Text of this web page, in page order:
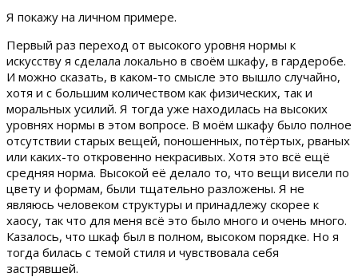
Я покажу на личном примере.
Первый раз переход от высокого уровня нормы к
искусству я сделала локально в своём шкафу, в гардеробе.
И можно сказать, в каком-то смысле это вышло случайно,
хотя и с большим количеством как физических, так и
моральных усилий. Я тогда уже находилась на высоких
уровнях нормы в этом вопросе. В моём шкафу было полное
отсутствии старых вещей, поношенных, потёртых, рваных
или каких-то откровенно некрасивых. Хотя это всё ещё
средняя норма. Высокой её делало то, что вещи висели по
цвету и формам, были тщательно разложены. Я не
являюсь человеком структуры и принадлежу скорее к
хаосу, так что для меня всё это было много и очень много.
Казалось, что шкаф был в полном, высоком порядке. Но я
тогда билась с темой стиля и чувствовала себя
застрявшей.